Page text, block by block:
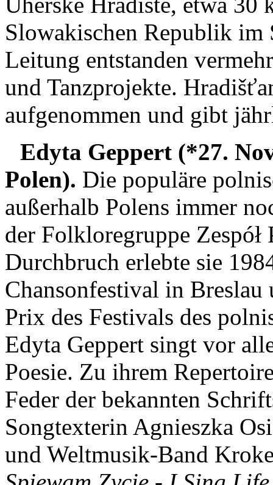
Slowakischen Republik im
Leitung entstanden
und Tanzprojekte.
aufgenommen und gibt
Edyta Geppert (*27.
Polen). Die populäre
außerhalb Polens immer
der Folkloregruppe
Durchbruch erlebte sie
Chansonfestival in Breslau
Prix des Festivals des
Edyta Geppert singt vor
Poesie. Zu ihrem
Feder der bekannten
Songtexterin Agnieszka
und Weltmusik-Band